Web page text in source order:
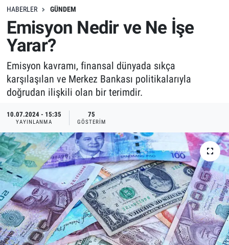
HABERLER GÜNDEM
Emisyon Nedir ve Ne İşe
Yarar?
Emisyon kavramı, finansal dünyada sıkça
karşılaşılan ve Merkez Bankası politikalarıyla
doğrudan ilişkili olan bir terimdir.
10.07.2024 - 15:35
YAYINLANMA
75
GÖSTERIM